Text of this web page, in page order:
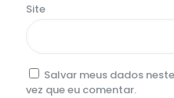
Site
Salvar meus dados
vez que eu comentar.